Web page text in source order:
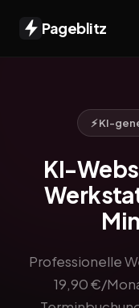
Pageblitz
⚡ KI-
KI-
Professionelle
19,90 €/